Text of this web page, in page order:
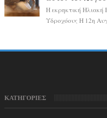
Η εκρηκτική Ηλιακή
Υδροχόους Η 12η
ΚΑΤΗΓΟΡΙΕΣ